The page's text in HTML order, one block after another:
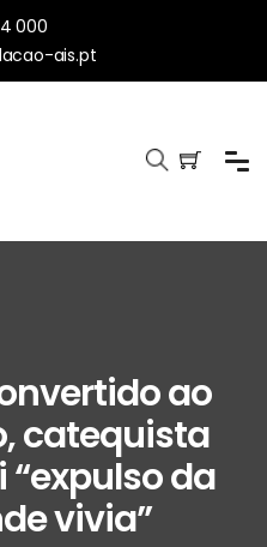
000
ais.pt
ao
catequista
da
vivia”